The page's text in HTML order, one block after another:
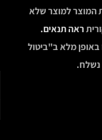
המוצר למוצר שלא
ראה תנאים.
באופן מלא ב"ביטול